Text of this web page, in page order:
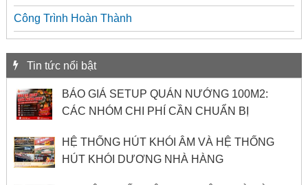
Công Trình Hoàn Thành
Tin tức nổi bật
BÁO GIÁ SETUP QUÁN NƯỚNG 100M2:
CÁC NHÓM CHI PHÍ CẦN CHUẨN BỊ
HỆ THỐNG HÚT KHÓI ÂM VÀ HỆ THỐNG
HÚT KHÓI DƯƠNG NHÀ HÀNG